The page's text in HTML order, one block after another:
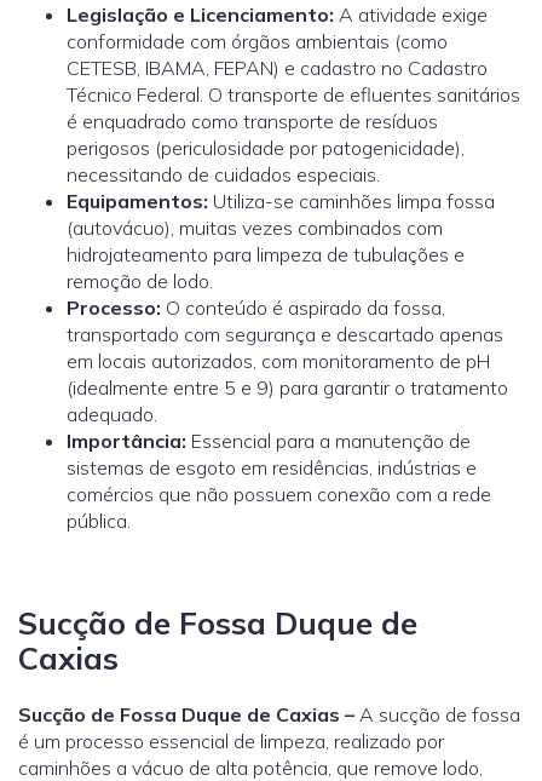
Legislação e Licenciamento: A atividade exige
conformidade com órgãos ambientais (como
CETESB, IBAMA, FEPAN) e cadastro no Cadastro
Técnico Federal. O transporte de efluentes sanitários
é enquadrado como transporte de resíduos
perigosos (periculosidade por patogenicidade),
necessitando de cuidados especiais.
Equipamentos: Utiliza-se caminhões limpa fossa
(autovácuo), muitas vezes combinados com
hidrojateamento para limpeza de tubulações e
remoção de lodo.
Processo: O conteúdo é aspirado da fossa,
transportado com segurança e descartado apenas
em locais autorizados, com monitoramento de pH
(idealmente entre 5 e 9) para garantir o tratamento
adequado.
Importância: Essencial para a manutenção de
sistemas de esgoto em residências, indústrias e
comércios que não possuem conexão com a rede
pública.
Sucção de Fossa Duque de
Caxias
Sucção de Fossa Duque de Caxias – A sucção de fossa
é um processo essencial de limpeza, realizado por
caminhões a vácuo de alta potência, que remove lodo,